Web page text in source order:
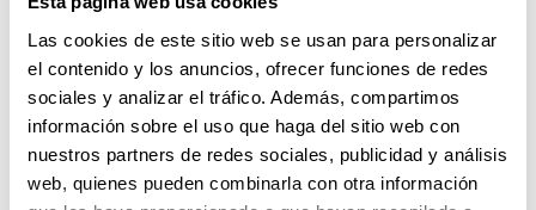
Las cookies de este sitio web se usan para personalizar
el contenido y los anuncios, ofrecer funciones de redes
sociales y analizar el tráfico. Además, compartimos
información sobre el uso que haga del sitio web con
nuestros partners de redes sociales, publicidad y análisis
web, quienes pueden combinarla con otra información
Pliegue en extremo, pliegue lateral, pliegue portada libro,
pliegue Manhattan
Tira colgante uniforme, tira colgante normal o cualquier
otra forma, solo seleccione Personalizar y deje un
Si quiere tafetán